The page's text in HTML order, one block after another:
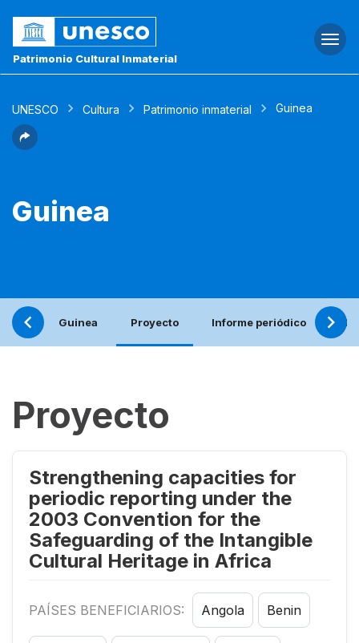
Patrimonio Cultural Inmaterial
UNESCO Cultura Patrimonio inmaterial Guinea
Guinea
Guinea Proyecto Informe periódico
Proyecto
Strengthening capacities for
periodic reporting under the
2003 Convention for the
Safeguarding of the Intangible
Cultural Heritage in Africa
PAÍSES BENEFICIARIOS: Angola Benin